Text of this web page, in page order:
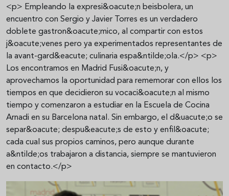
<p> Empleando la expresi&oacute;n beisbolera, un
encuentro con Sergio y Javier Torres es un verdadero
doblete gastron&oacute;mico, al compartir con estos
j&oacute;venes pero ya experimentados representantes de
la avant-gard&eacute; culinaria espa&ntilde;ola.</p> <p>
Los encontramos en Madrid Fusi&oacute;n, y
aprovechamos la oportunidad para rememorar con ellos los
tiempos en que decidieron su vocaci&oacute;n al mismo
tiempo y comenzaron a estudiar en la Escuela de Cocina
Arnadi en su Barcelona natal. Sin embargo, el d&uacute;o se
separ&oacute; despu&eacute;s de esto y enfil&oacute;
cada cual sus propios caminos, pero aunque durante
a&ntilde;os trabajaron a distancia, siempre se mantuvieron
en contacto.</p>